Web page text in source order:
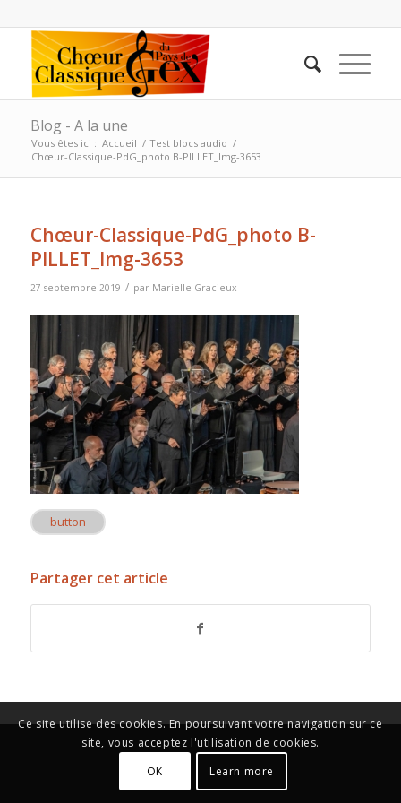
Blog - A la une
Vous êtes ici : Accueil / Test blocs audio /
Chœur-Classique-PdG_photo B-PILLET_Img-3653
Chœur-Classique-PdG_photo B-
PILLET_Img-3653
27 septembre 2019 / par Marielle Gracieux
button
Partager cet article
Ce site utilise des cookies. En poursuivant votre navigation sur ce
site, vous acceptez l'utilisation de cookies.
OK
Learn more